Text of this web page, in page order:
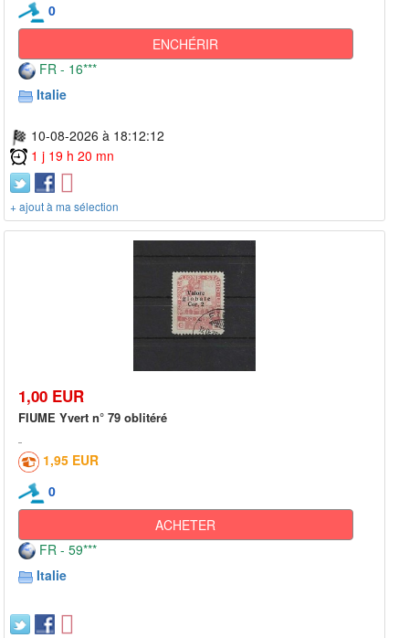
0
ENCHÉRIR
FR - 16***
Italie
10-08-2026 à 18:12:12
1 j 19 h 20 mn
+ ajout à ma sélection
1,00 EUR
FIUME Yvert n° 79 oblitéré
1,95 EUR
0
ACHETER
FR - 59***
Italie